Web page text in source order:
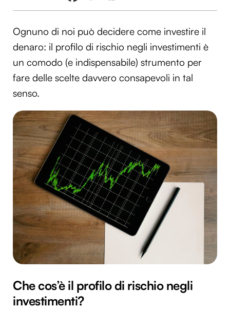
Ognuno di noi può decidere come investire il
denaro: il profilo di rischio negli investimenti è
un comodo (e indispensabile) strumento per
fare delle scelte davvero consapevoli in tal
senso.
Che cos’è il profilo di rischio negli
investimenti?